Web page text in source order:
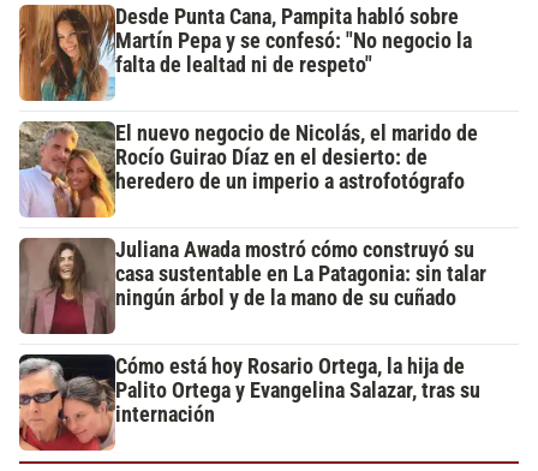
Desde Punta Cana, Pampita habló sobre
Martín Pepa y se confesó: "No negocio la
falta de lealtad ni de respeto"
El nuevo negocio de Nicolás, el marido de
Rocío Guirao Díaz en el desierto: de
heredero de un imperio a astrofotógrafo
Juliana Awada mostró cómo construyó su
casa sustentable en La Patagonia: sin talar
ningún árbol y de la mano de su cuñado
Cómo está hoy Rosario Ortega, la hija de
Palito Ortega y Evangelina Salazar, tras su
internación